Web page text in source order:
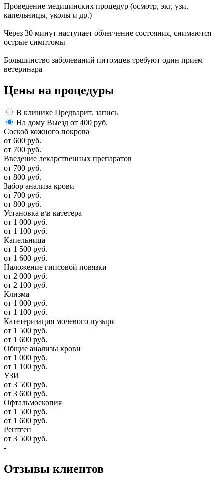
Проведение медицинских процедур (осмотр, экг, узи,
капельницы, уколы и др.)
Через 30 минут наступает облегчение состояния, снимаются
острые симптомы
Большинство заболеваний питомцев требуют один прием
ветеринара
Цены на процедуры
В клинике Предварит. запись
На дому Выезд от 400 руб.
Соскоб кожного покрова
от 600 руб.
от 700 руб.
Введение лекарственных препаратов
от 700 руб.
от 800 руб.
Забор анализа крови
от 700 руб.
от 800 руб.
Установка в\в катетера
от 1 000 руб.
от 1 100 руб.
Капельница
от 1 500 руб.
от 1 600 руб.
Наложение гипсовой повязки
от 2 000 руб.
от 2 100 руб.
Клизма
от 1 000 руб.
от 1 100 руб.
Катетеризация мочевого пузыря
от 1 500 руб.
от 1 600 руб.
Общие анализы крови
от 1 000 руб.
от 1 100 руб.
УЗИ
от 3 500 руб.
от 3 600 руб.
Офтальмоскопия
от 1 500 руб.
от 1 600 руб.
Рентген
от 3 500 руб.
-
Отзывы клиентов